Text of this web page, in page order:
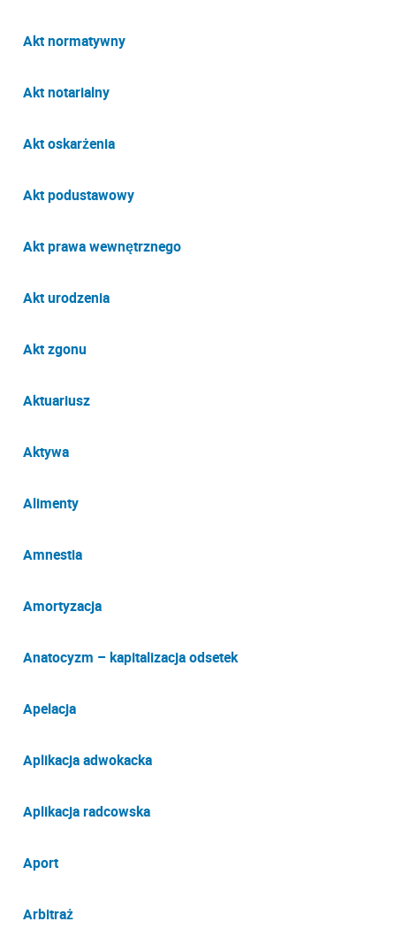
Akt normatywny
Akt notarialny
Akt oskarżenia
Akt podustawowy
Akt prawa wewnętrznego
Akt urodzenia
Akt zgonu
Aktuariusz
Aktywa
Alimenty
Amnestia
Amortyzacja
Anatocyzm – kapitalizacja odsetek
Apelacja
Aplikacja adwokacka
Aplikacja radcowska
Aport
Arbitraż